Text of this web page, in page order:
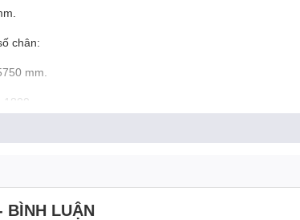
chân:
mm.
mm.
kiện lắp đặt :
BÌNH LUẬN